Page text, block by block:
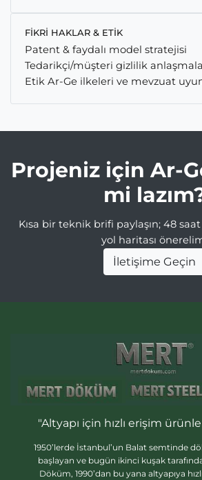
FIKRI HAKLAR & ETIK
Patent & faydalı model stratejisi
Tedarikçi/müşteri gizlilik
Etik Ar-Ge ilkeleri ve mevzuat
Projeniz için Ar-
mi
Kısa bir teknik brifi paylaşın; 48
yol haritası
İletişime Geçin
"Altyapı için hızlı erişim
1950’lerde İstanbul’un Balat semtinde
başlayan ve bugün ikinci kuşak
Döküm, 1990’dan bu yana altyapıya